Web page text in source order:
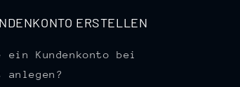
ERSTELLEN
ein Kundenkonto bei
anlegen?